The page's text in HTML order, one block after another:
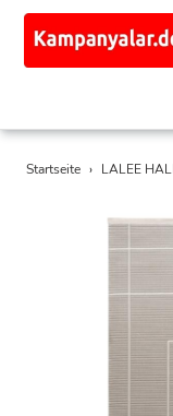
DirektStartseite › LALEE HALI